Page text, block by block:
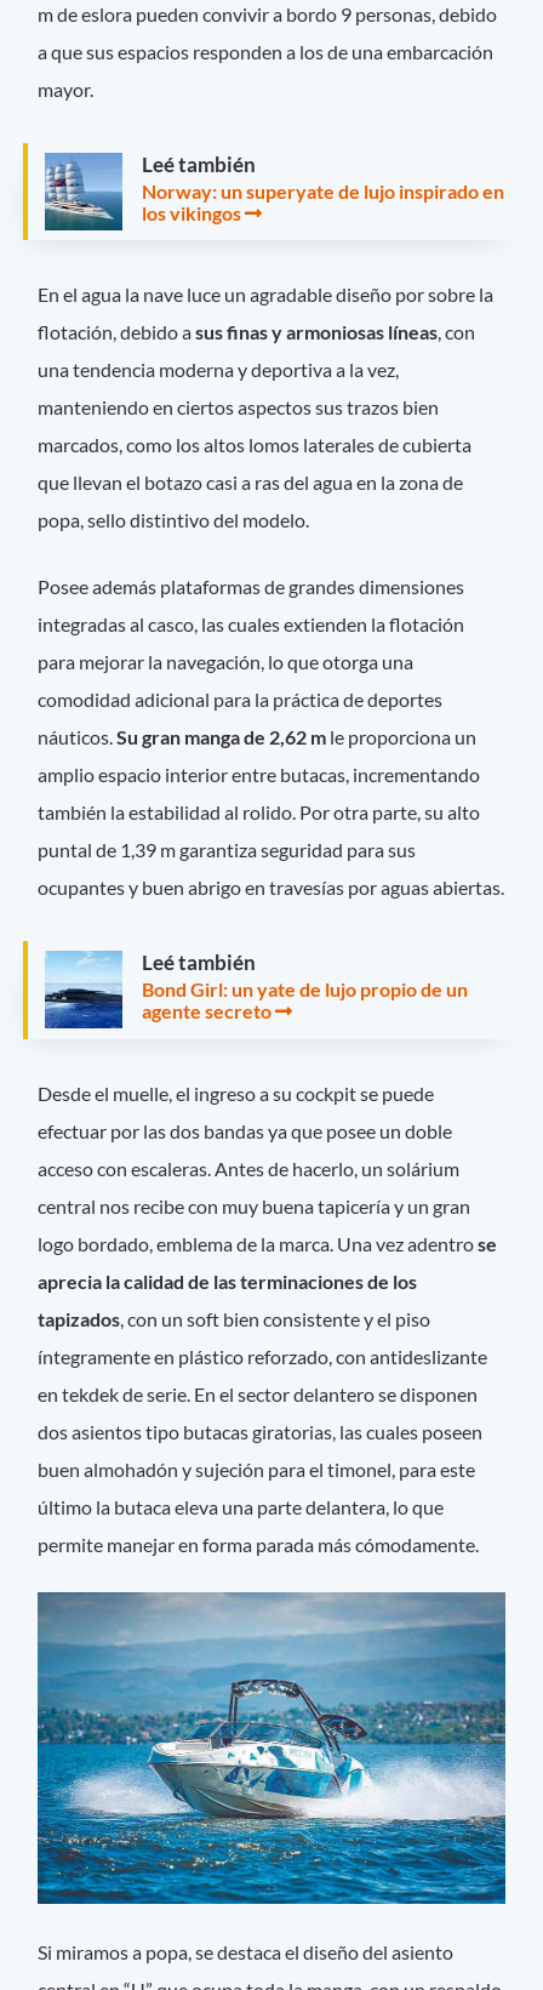
m de eslora pueden convivir a bordo 9 personas, debido
a que sus espacios responden a los de una embarcación
mayor.
Leé también
Norway: un superyate de lujo inspirado en
los vikingos
En el agua la nave luce un agradable diseño por sobre la
flotación, debido asus finas y armoniosas líneas, con
una tendencia moderna y deportiva a la vez,
manteniendo en ciertos aspectos sus trazos bien
marcados, como los altos lomos laterales de cubierta
que llevan el botazo casi a ras del agua en la zona de
popa, sello distintivo del modelo.
Posee además plataformas de grandes dimensiones
integradas al casco, las cuales extienden la flotación
para mejorar la navegación, lo que otorga una
comodidad adicional para la práctica de deportes
náuticos.Su gran manga de 2,62 m le proporciona un
amplio espacio interior entre butacas, incrementando
también la estabilidad al rolido. Por otra parte, su alto
puntal de 1,39 m garantiza seguridad para sus
ocupantes y buen abrigo en travesías por aguas abiertas.
Leé también
Bond Girl: un yate de lujo propio de un
agente secreto
Desde el muelle, el ingreso a su cockpit se puede
efectuar por las dos bandas ya que posee un doble
acceso con escaleras. Antes de hacerlo, un solárium
central nos recibe con muy buena tapicería y un gran
logo bordado, emblema de la marca. Una vez adentrose
aprecia la calidad de las terminaciones de los
tapizados , con un soft bien consistente y el piso
íntegramente en plástico reforzado, con antideslizante
en tekdek de serie. En el sector delantero se disponen
dos asientos tipo butacas giratorias, las cuales poseen
buen almohadón y sujeción para el timonel, para este
último la butaca eleva una parte delantera, lo que
permite manejar en forma parada más cómodamente.
Si miramos a popa, se destaca el diseño del asiento